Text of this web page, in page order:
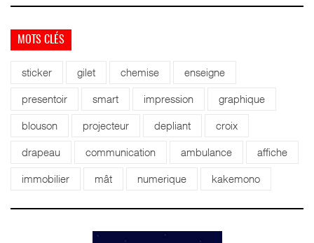
MOTS CLÉS
sticker gilet chemise enseigne
presentoir smart impression graphique
blouson projecteur depliant croix
drapeau communication ambulance affiche
immobilier mât numerique kakemono